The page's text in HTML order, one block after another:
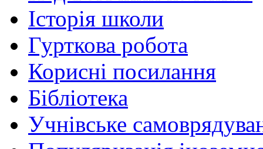
Історія школи
Гурткова робота
Корисні посилання
Бібліотека
Учнівське